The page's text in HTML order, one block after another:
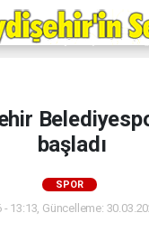
başladı
SPOR
- 13:13, Güncelleme: